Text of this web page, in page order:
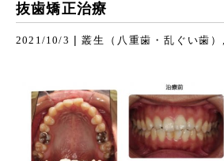
抜歯矯正治療
2021/10/3 |叢生（八重歯・乱ぐい歯）